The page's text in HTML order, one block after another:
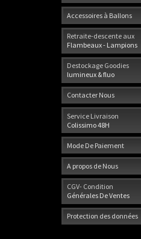
Accessoires à Ballons
Retraite-descente aux
Flambeaux - Lampions
Destockage Goodies
lumineux & fluo
Contacter Nous
Service Livraison
Colissimo 48H
Mode De Paiement
A propos de Nous
CGV- Condition
Générales De Ventes
Protection des données